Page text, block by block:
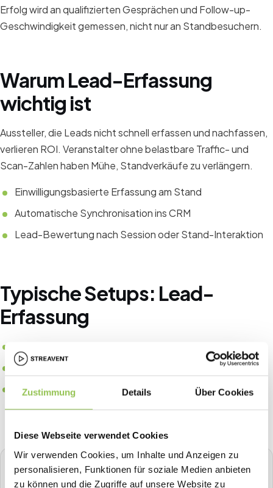
Zustimmung Details Über Cookies
Diese Webseite verwendet Cookies
Wir verwenden Cookies, um Inhalte und Anzeigen zu
personalisieren, Funktionen für soziale Medien anbieten
zu können und die Zugriffe auf unsere Website zu
STREAVENT
Erfolg wird an qualifizierten Gesprächen und Follow-up-
Geschwindigkeit gemessen, nicht nur an Standbesuchern.
Warum Lead-Erfassung
wichtig ist
Aussteller, die Leads nicht schnell erfassen und nachfassen,
verlieren ROI. Veranstalter ohne belastbare Traffic- und
Scan-Zahlen haben Mühe, Standverkäufe zu verlängern.
Einwilligungsbasierte Erfassung am Stand
Automatische Synchronisation ins CRM
Lead-Bewertung nach Session oder Stand-Interaktion
Typische Setups: Lead-
Erfassung
Halleneinteilung mit Traffic-Zonen für Standpreise
Post-Show-Export und SLA für Vertriebs-Follow-up